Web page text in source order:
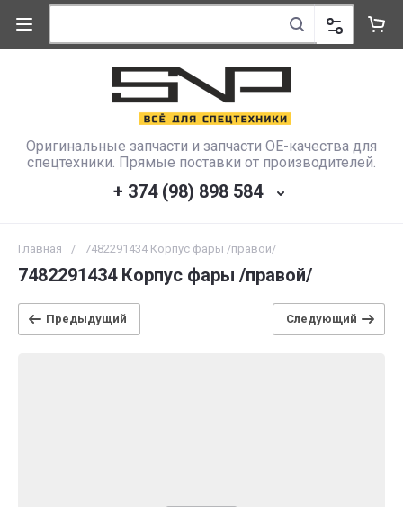
Оригинальные запчасти и запчасти OE-качества для
спецтехники. Прямые поставки от производителей.
+ 374 (98) 898 584
Главная / 7482291434 Корпус фары /правой/
7482291434 Корпус фары /правой/
Предыдущий Следующий